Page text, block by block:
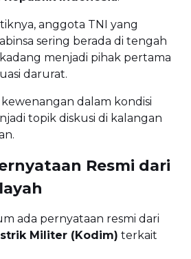
anggota TNI yang
sering berada di tengah
menjadi pihak pertama
darurat.
dalam kondisi
topik diskusi di kalangan
Resmi dari
ada pernyataan resmi dari
Militer (Kodim) terkait